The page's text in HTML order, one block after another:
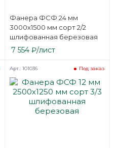
Фанера ФСФ 24 мм
3000х1500 мм сорт 2/2
шлифованная березовая
7 554₽/лист
Под заказ
Арт.: 101036